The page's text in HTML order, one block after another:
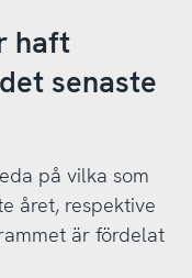
haft
senaste
på vilka som
året, respektive
är fördelat